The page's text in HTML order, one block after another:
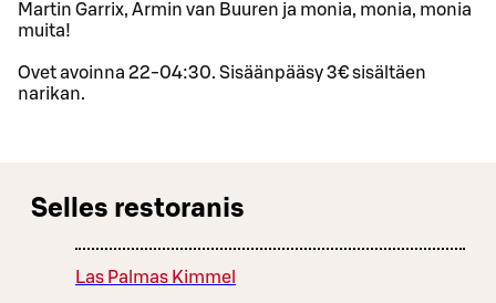
Martin Garrix, Armin van Buuren ja monia, monia, monia
muita!
Ovet avoinna 22-04:30. Sisäänpääsy 3€ sisältäen
narikan.
Selles restoranis
Las Palmas Kimmel